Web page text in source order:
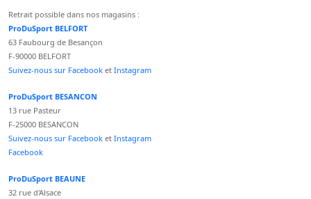
Retrait possible dans nos magasins :
ProDuSport BELFORT
63 Faubourg de Besançon
F-90000 BELFORT
Suivez-nous sur Facebook et Instagram
ProDuSport BESANCON
13 rue Pasteur
F-25000 BESANCON
Suivez-nous sur Facebook et Instagram
Facebook
ProDuSport BEAUNE
32 rue d'Alsace